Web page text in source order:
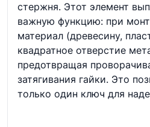
стержня. Этот элемент
важную функцию: при
материал (древесину,
квадратное отверстие
предотвращая
затягивания гайки. Это
только один ключ для